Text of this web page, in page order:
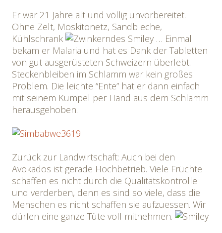
Er war 21 Jahre alt und völlig unvorbereitet.
Ohne Zelt, Moskitonetz, Sandbleche,
Kühlschrank
… Einmal
bekam er Malaria und hat es Dank der Tabletten
von gut ausgerüsteten Schweizern überlebt.
Steckenbleiben im Schlamm war kein großes
Problem. Die leichte “Ente” hat er dann einfach
mit seinem Kumpel per Hand aus dem Schlamm
herausgehoben.
Zurück zur Landwirtschaft: Auch bei den
Avokados ist gerade Hochbetrieb. Viele Früchte
schaffen es nicht durch die Qualitätskontrolle
und verderben, denn es sind so viele, dass die
Menschen es nicht schaffen sie aufzuessen. Wir
dürfen eine ganze Tüte voll mitnehmen.